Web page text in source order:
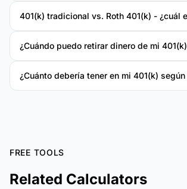
401(k) tradicional vs. Roth 401(k) - ¿cuál
¿Cuándo puedo retirar dinero de mi
¿Cuánto debería tener en mi 401(k)
FREE TOOLS
Related Calculators